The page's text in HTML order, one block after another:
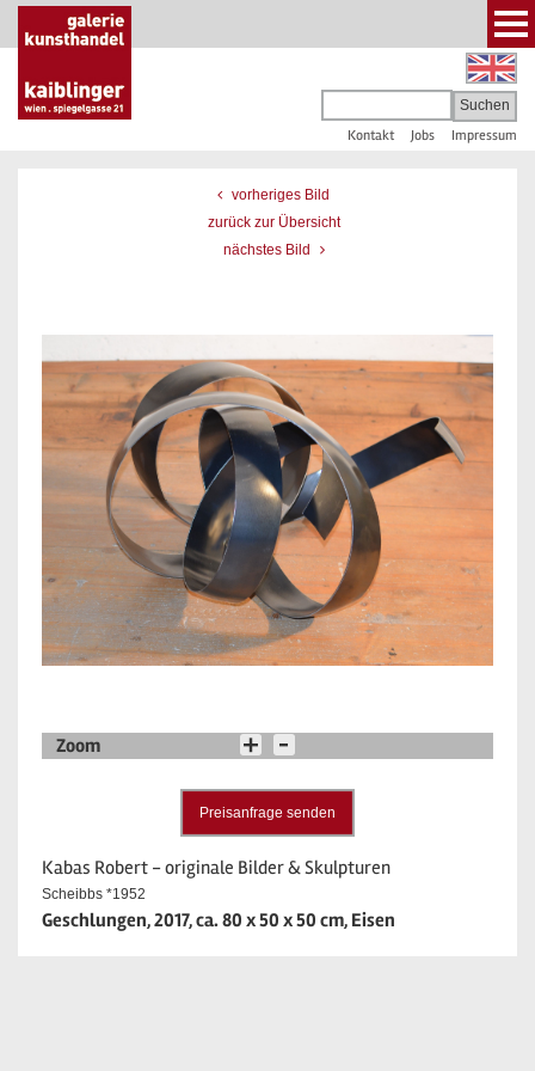
Kontakt Jobs Impressum
vorheriges Bild
zurück zur Übersicht
nächstes Bild
Zoom
Preisanfrage senden
Kabas Robert - originale Bilder & Skulpturen
Scheibbs *1952
Geschlungen, 2017, ca. 80 x 50 x 50 cm, Eisen